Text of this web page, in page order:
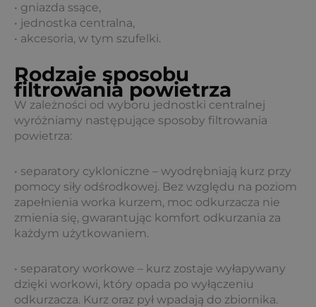
• gniazda ssące,
• jednostka centralna,
• akcesoria, w tym szufelki.
Rodzaje sposobu
filtrowania powietrza
W zależności od wyboru jednostki centralnej
wyróżniamy następujące sposoby filtrowania
powietrza:
• separatory cykloniczne – wyodrębniają kurz przy
pomocy siły odśrodkowej. Bez względu na poziom
zapełnienia worka kurzem, moc odkurzacza nie
zmienia się, gwarantując komfort odkurzania za
każdym użytkowaniem.
• separatory workowe – kurz zostaje wyłapywany
dzięki workowi, który opada po wyłączeniu
odkurzacza. Kurz oraz pył wpadają do zbiornika.